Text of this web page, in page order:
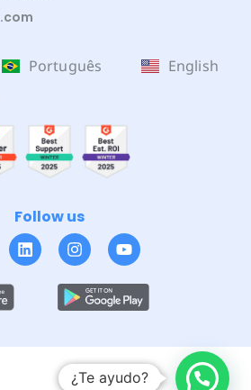
Português English
Follow us
¿Te ayudo?